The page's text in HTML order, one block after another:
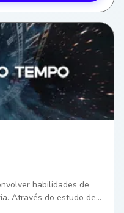
habilidades de
Através do estudo de